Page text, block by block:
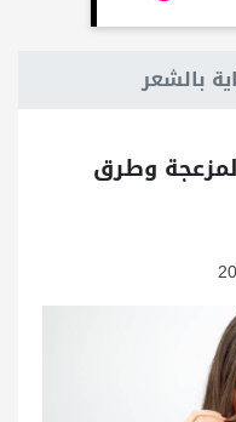
بالشعر
وطرق